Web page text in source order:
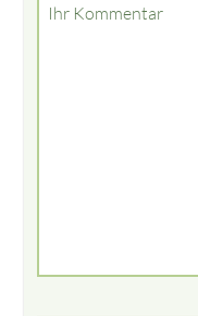
Ihr Kommentar